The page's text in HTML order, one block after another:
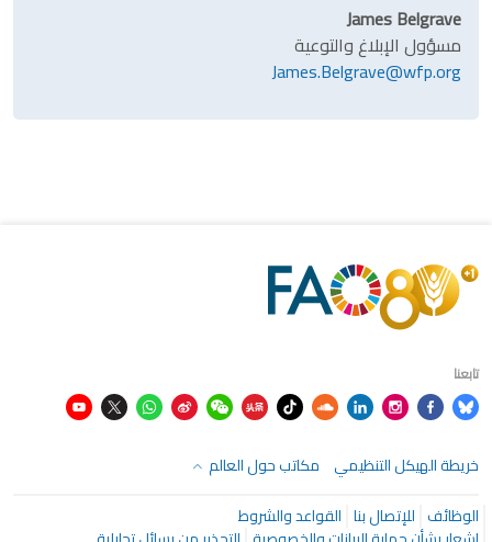
James Belgrave
مسؤول الإبلاغ والتوعية
James.Belgrave@wfp.org
تابعنا
خريطة الهيكل التنظيمي مكاتب حول العالم
الوظائف للإتصال بنا القواعد والشروط